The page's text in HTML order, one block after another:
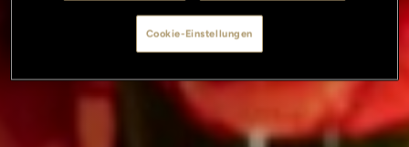
Cookie-Einstellungen